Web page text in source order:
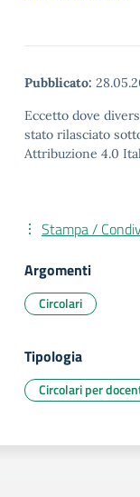
Pubblicato:
Eccetto dove
stato rilasciato
Attribuzione 4.0
Stampa /
Argomenti
Circolari
Tipologia
Circolari per